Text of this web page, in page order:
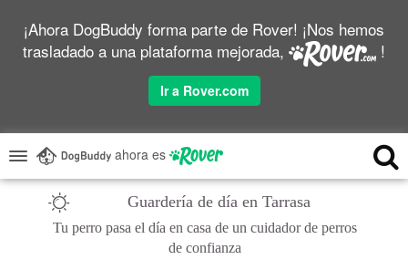
¡Ahora DogBuddy forma parte de Rover! ¡Nos hemos
trasladado a una plataforma mejorada,
!
Ir a Rover.com
ahora es
Guardería de día en Tarrasa
Tu perro pasa el día en casa de un cuidador de perros
de confianza